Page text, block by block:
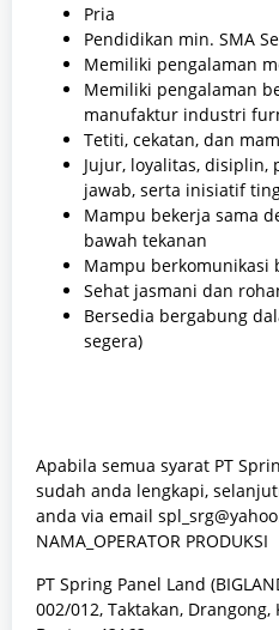
Pria
Pendidikan min. SMA
Memiliki pengalaman
Memiliki pengalaman
manufaktur industri
Tetiti, cekatan, dan
Jujur, loyalitas, disiplin,
jawab, serta inisiatif
Mampu bekerja sama
bawah tekanan
Mampu berkomunikasi
Sehat jasmani dan
Bersedia bergabung
segera)
Apabila semua syarat PT
sudah anda lengkapi,
anda via email
NAMA_OPERATOR PRODUKSI
PT Spring Panel Land
002/012, Taktakan, Drangong,